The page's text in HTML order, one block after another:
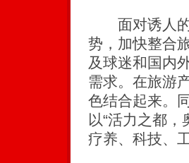
面对诱人的
势，加快整合
及球迷和国内
需求。在旅游
色结合起来。
以“活力之都
疗养、科技、